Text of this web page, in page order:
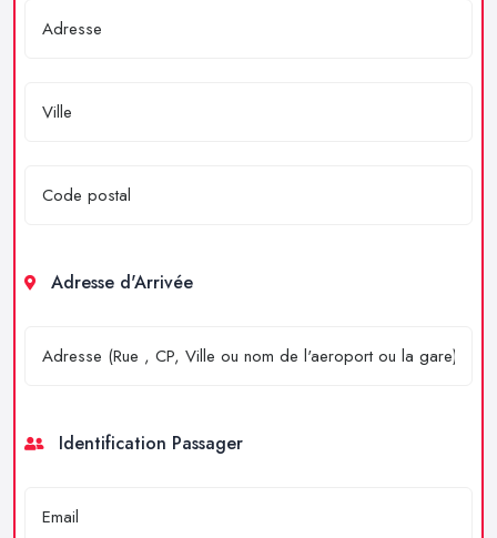
Adresse d'Arrivée
Identification Passager